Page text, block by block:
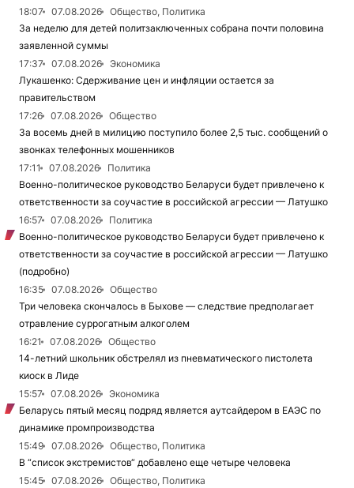
18:07
07.08.2026
Общество, Политика
За неделю для детей политзаключенных собрана почти половина
заявленной суммы
17:37
07.08.2026
Экономика
Лукашенко: Сдерживание цен и инфляции остается за
правительством
17:26
07.08.2026
Общество
За восемь дней в милицию поступило более 2,5 тыс. сообщений о
звонках телефонных мошенников
17:11
07.08.2026
Политика
Военно-политическое руководство Беларуси будет привлечено к
ответственности за соучастие в российской агрессии — Латушко
16:57
07.08.2026
Политика
Военно-политическое руководство Беларуси будет привлечено к
ответственности за соучастие в российской агрессии — Латушко
(подробно)
16:35
07.08.2026
Общество
Три человека скончалось в Быхове — следствие предполагает
отравление суррогатным алкоголем
16:21
07.08.2026
Общество
14-летний школьник обстрелял из пневматического пистолета
киоск в Лиде
15:57
07.08.2026
Экономика
Беларусь пятый месяц подряд является аутсайдером в ЕАЭС по
динамике промпроизводства
15:49
07.08.2026
Общество, Политика
В “список экстремистов“ добавлено еще четыре человека
15:45
07.08.2026
Общество, Политика